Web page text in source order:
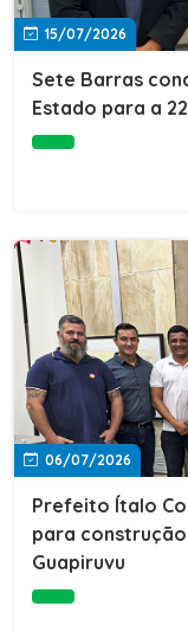
15/07/2026
Sete Barras
Estado para a
06/07/2026
Prefeito Ítalo
para
Guapiruvu